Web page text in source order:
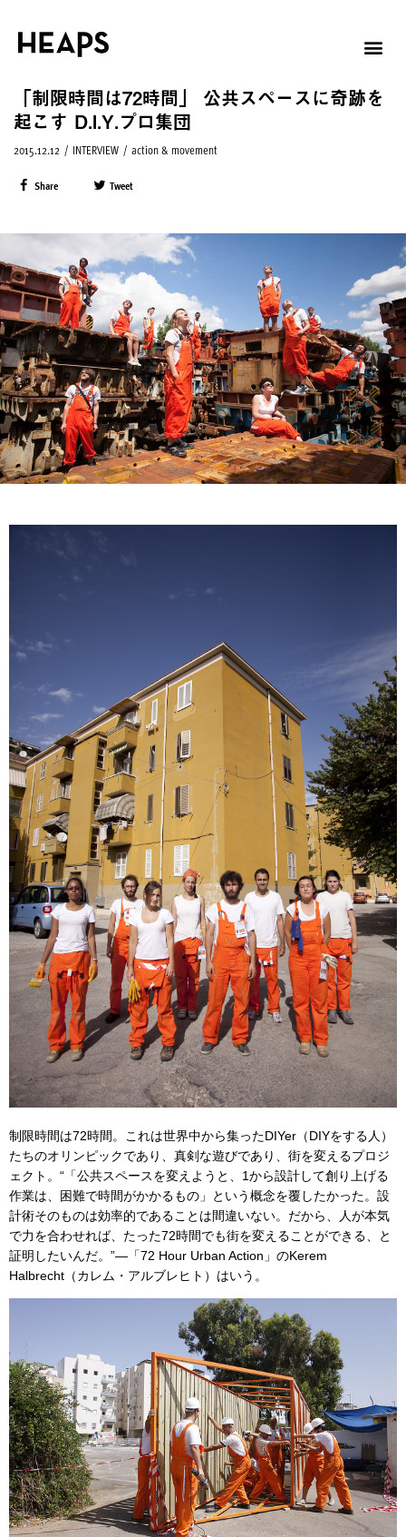
「制限時間は72時間」 公共スペースに奇跡を
起こす D.I.Y.プロ集団
2015.12.12 / INTERVIEW / action & movement
Share Tweet
制限時間は72時間。これは世界中から集ったDIYer（DIYをする人）
たちのオリンピックであり、真剣な遊びであり、街を変えるプロジ
ェクト。“「公共スペースを変えようと、1から設計して創り上げる
作業は、困難で時間がかかるもの」という概念を覆したかった。設
計術そのものは効率的であることは間違いない。だから、人が本気
で力を合わせれば、たった72時間でも街を変えることができる、と
証明したいんだ。”—「72 Hour Urban Action」のKerem
Halbrecht（カレム・アルブレヒト）はいう。